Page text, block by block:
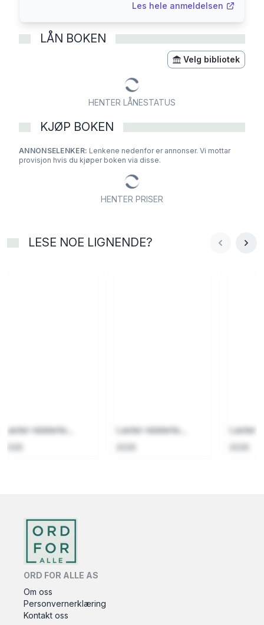
Les hele anmeldelsen
LÅN BOKEN
Velg bibliotek
HENTER LÅNESTATUS
KJØP BOKEN
ANNONSELENKER: Lenkene nedenfor er annonser. Vi mottar
provisjon hvis du kjøper boken via disse.
HENTER PRISER
LESE NOE LIGNENDE?
Laster relaterte... Laster relaterte... Laster
ORD FOR ALLE AS
Om oss
Personvernerklæring
Kontakt oss